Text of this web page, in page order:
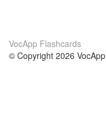
VocApp Flashcards
© Copyright 2026 VocApp